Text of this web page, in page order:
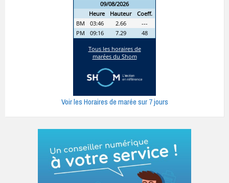
Voir les Horaires de marée sur 7 jours